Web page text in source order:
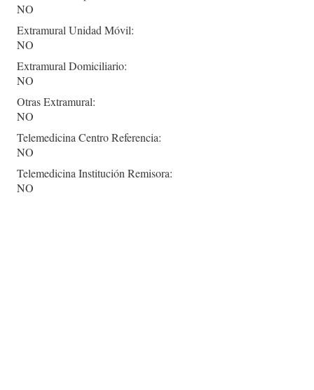
NO
Extramural Unidad Móvil:
NO
Extramural Domiciliario:
NO
Otras Extramural:
NO
Telemedicina Centro Referencia:
NO
Telemedicina Institución Remisora:
NO